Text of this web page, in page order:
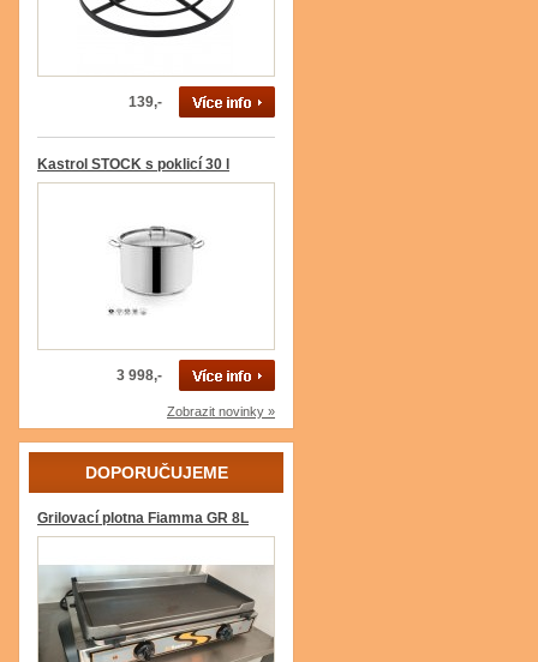
139,-
Kastrol STOCK s poklicí 30 l
3 998,-
Zobrazit novinky »
DOPORUČUJEME
Grilovací plotna Fiamma GR 8L